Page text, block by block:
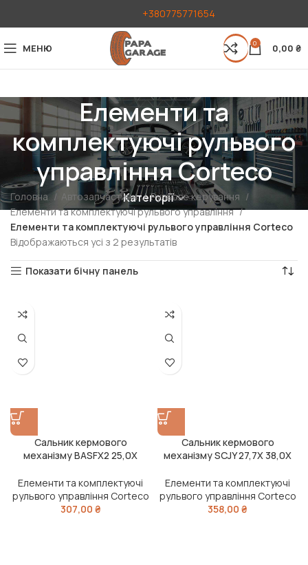
+380775771654
МЕНЮ 0 0,00 ₴
Елементи та
комплектуючі рульвого
управління Corteco
Категорії
Головна Автозапчастини
Рульове керування
Елементи та комплектуючі рульвого управління
Елементи та комплектуючі рульвого управління Corteco
Відображаються усі з 2 результатів
Показати бічну панель
Сальник кермового
механізму BASFX2 25,0X
Corteco)
Елементи та комплектуючі
рульвого управління Corteco
307,00 ₴
Сальник кермового
механізму SCJY 27,7X 38,0X
Елементи та комплектуючі
рульвого управління Corteco
358,00 ₴